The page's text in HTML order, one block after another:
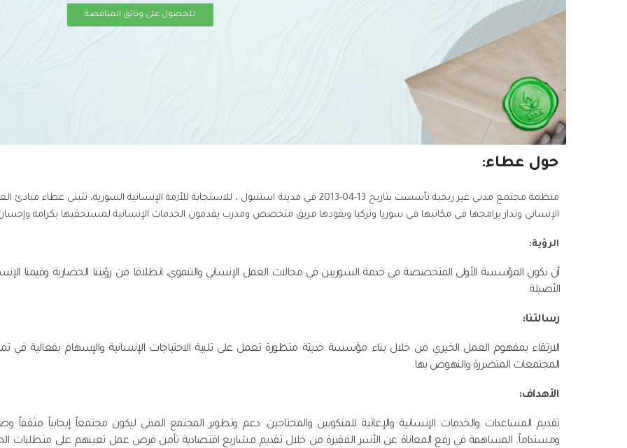
للحصول على وثائق المناقصة
حول عطاء:
منظمة مجتمع مدني غير ربحبة تأسست بتاريخ 13-04-2013 في مدينة استنبول ، للاستجابة للأزمة الإنسانية السورية، تتبنى عطاء
الإنساني وتدار برامجها في مكاتبها في سوريا وتركيا ويقودها فريق متخصص ومدرب يقدمون الخدمات الإنسانية لمستحقيها بكرامة
الرؤية:
أن نكون المؤسسة الأولى المتخصصة في خدمة السوريين في مجالات العمل الإنساني والتنموي، انطلاقا من رؤيتنا الحضارية وقيمنا
الأصيلة.
رسالتنا:
الارتقاء بمفهوم العمل الخيري من خلال بناء مؤسسة حديثة متطورة تعمل على تلبية الاحتياجات الإنسانية والإسهام بفعالية في
المجتمعات المتضررة والنهوض بها.
الأهداف:
تقديم المساعدات والخدمات الإنسانية والإغاثية للمنكوبين والمحتاجين. دعم وتطوير المجتمع المدني ليكون مجتمعاً إيجابياً مثقفاً
ومستداماً. المساهمة في رفع المعاناة عن الأسر الفقيرة من خلال تقديم مشاريع اقتصادية تأمن فرص عمل تعينهم على متطلبات